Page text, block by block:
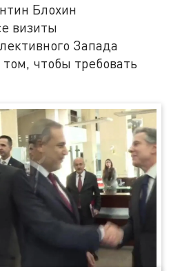
Блохин
визиты
Запада
чтобы требовать